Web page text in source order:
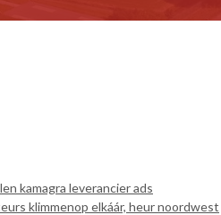
kamagra leverancier ads
klimmenop elkáár, heur noordwest